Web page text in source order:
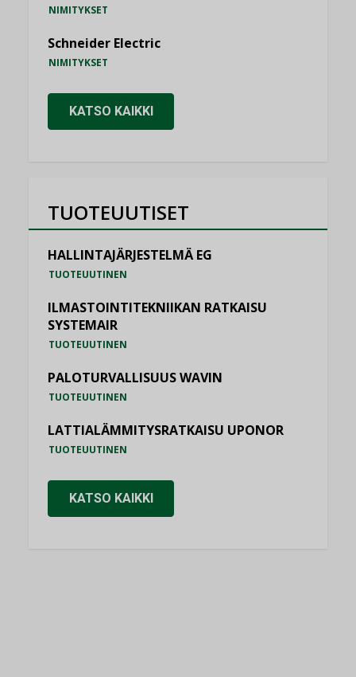
NIMITYKSET
Schneider Electric
NIMITYKSET
KATSO KAIKKI
TUOTEUUTISET
HALLINTAJÄRJESTELMÄ EG
TUOTEUUTINEN
ILMASTOINTITEKNIIKAN RATKAISU
SYSTEMAIR
TUOTEUUTINEN
PALOTURVALLISUUS WAVIN
TUOTEUUTINEN
LATTIALÄMMITYSRATKAISU UPONOR
TUOTEUUTINEN
KATSO KAIKKI